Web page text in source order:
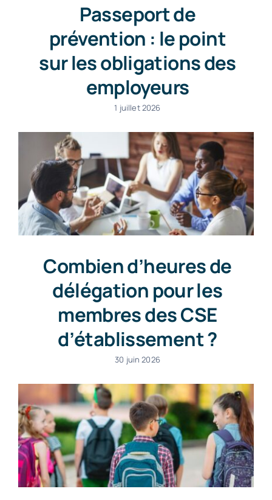
Passeport de
prévention : le point
sur les obligations des
employeurs
1 juillet 2026
Combien d’heures de
délégation pour les
membres des CSE
d’établissement ?
30 juin 2026